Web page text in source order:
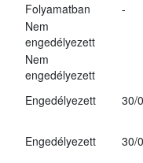
Folyamatban
-
Nem
engedélyezett
Nem
engedélyezett
Engedélyezett
30/
Engedélyezett 30/